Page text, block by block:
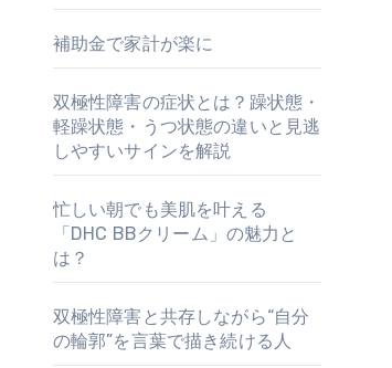
補助金で家計が楽に
双極性障害の症状とは？躁状態・
軽躁状態・うつ状態の違いと見逃
しやすいサインを解説
忙しい朝でも美肌を叶える
「DHC BBクリーム」の魅力と
は？
双極性障害と共存しながら“自分
の輪郭”を言葉で描き続ける人